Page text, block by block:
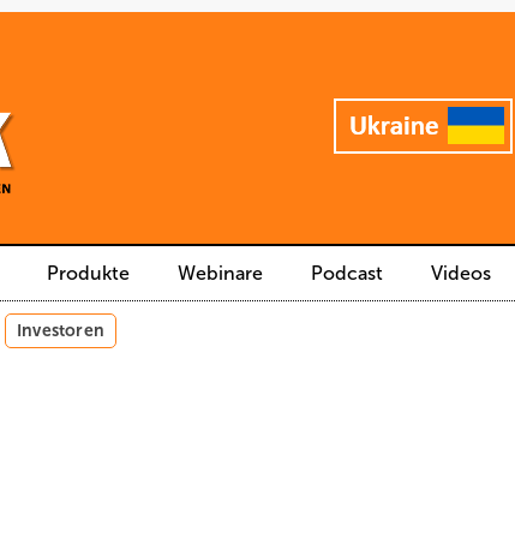
Produkte Webinare Podcast Videos
Investoren